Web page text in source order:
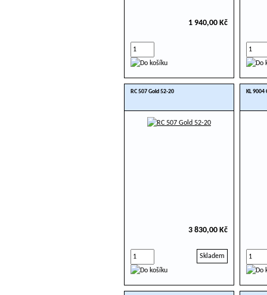
1 940,00 Kč
RC 507 Gold 52-20
3 830,00 Kč
Skladem
KL 9004